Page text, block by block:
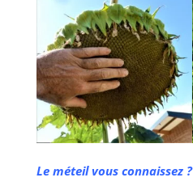
Le méteil vous connaissez ?